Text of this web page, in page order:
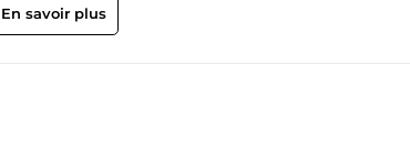
de votre projet.
En savoir plus